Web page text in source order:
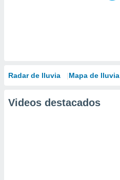
Radar de lluvia Mapa de lluvia
Videos destacados